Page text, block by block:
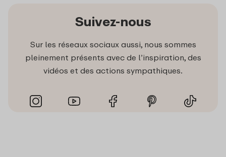
Suivez-nous
Sur les réseaux sociaux aussi, nous sommes
pleinement présents avec de l’inspiration, des
vidéos et des actions sympathiques.